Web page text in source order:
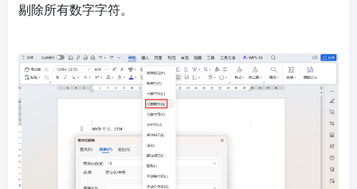
剔除所有数字字符。